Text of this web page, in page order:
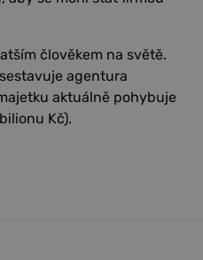
člověkem na světě.
agentura
aktuálně pohybuje
Kč).